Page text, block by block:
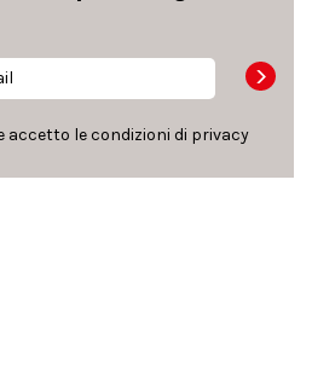
accetto le condizioni di privacy